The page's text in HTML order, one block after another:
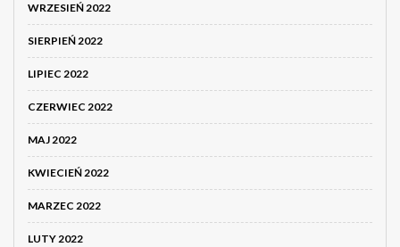
WRZESIEŃ 2022
SIERPIEŃ 2022
LIPIEC 2022
CZERWIEC 2022
MAJ 2022
KWIECIEŃ 2022
MARZEC 2022
LUTY 2022